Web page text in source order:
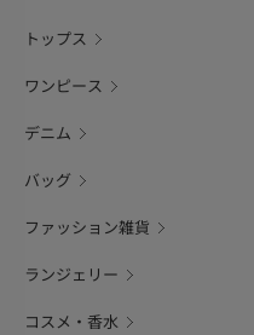
トップス
ワンピース
デニム
バッグ
ファッション雑貨
ランジェリー
コスメ・香水